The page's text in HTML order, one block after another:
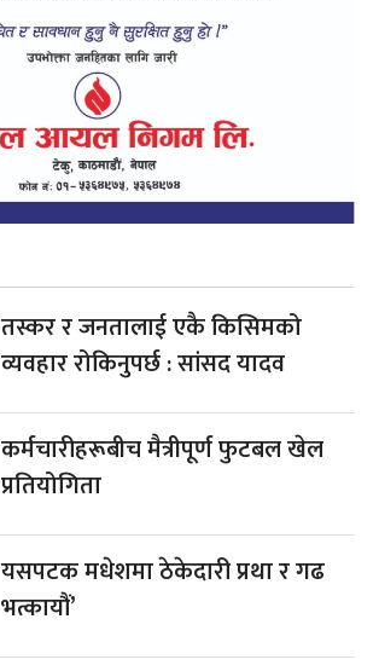
तस्कर र जनतालाई एकै किसिमको
व्यवहार रोकिनुपर्छ : सांसद यादव
कर्मचारीहरूबीच मैत्रीपूर्ण फुटबल खेल
प्रतियोगिता
यसपटक मधेशमा ठेकेदारी प्रथा र गढ
भत्कायौं’